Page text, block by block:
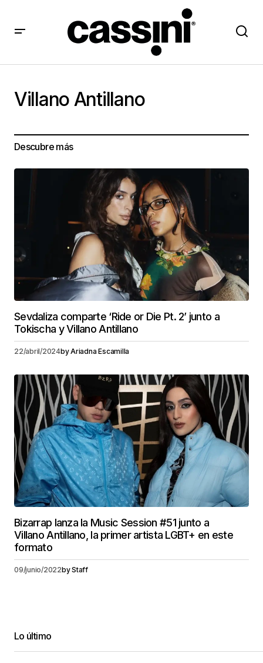
Villano Antillano
Descubre más
Sevdaliza comparte ‘Ride or Die Pt. 2’ junto a
Tokischa y Villano Antillano
22/abril/2024byAriadna Escamilla
Bizarrap lanza la Music Session #51 junto a
Villano Antillano, la primer artista LGBT+ en este
formato
09/junio/2022byStaff
Lo último